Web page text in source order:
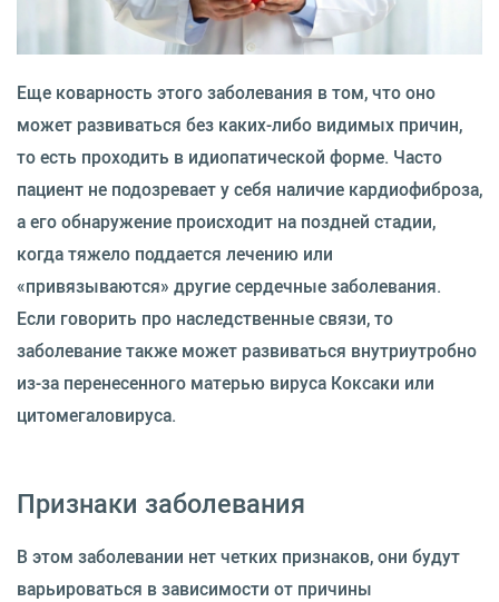
Еще коварность этого заболевания в том, что оно
может развиваться без каких-либо видимых причин,
то есть проходить в идиопатической форме. Часто
пациент не подозревает у себя наличие кардиофиброза,
а его обнаружение происходит на поздней стадии,
когда тяжело поддается лечению или
«привязываются» другие сердечные заболевания.
Если говорить про наследственные связи, то
заболевание также может развиваться внутриутробно
из-за перенесенного матерью вируса Коксаки или
цитомегаловируса.
Признаки заболевания
В этом заболевании нет четких признаков, они будут
варьироваться в зависимости от причины